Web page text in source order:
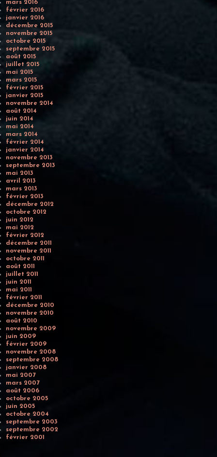
mars 2016
février 2016
janvier 2016
décembre 2015
novembre 2015
octobre 2015
septembre 2015
août 2015
juillet 2015
mai 2015
mars 2015
février 2015
janvier 2015
novembre 2014
août 2014
juin 2014
mai 2014
mars 2014
février 2014
janvier 2014
novembre 2013
septembre 2013
mai 2013
avril 2013
mars 2013
février 2013
décembre 2012
octobre 2012
juin 2012
mai 2012
février 2012
décembre 2011
novembre 2011
octobre 2011
août 2011
juillet 2011
juin 2011
mai 2011
février 2011
décembre 2010
novembre 2010
août 2010
novembre 2009
juin 2009
février 2009
novembre 2008
septembre 2008
janvier 2008
mai 2007
mars 2007
août 2006
octobre 2005
juin 2005
octobre 2004
septembre 2003
septembre 2002
février 2001